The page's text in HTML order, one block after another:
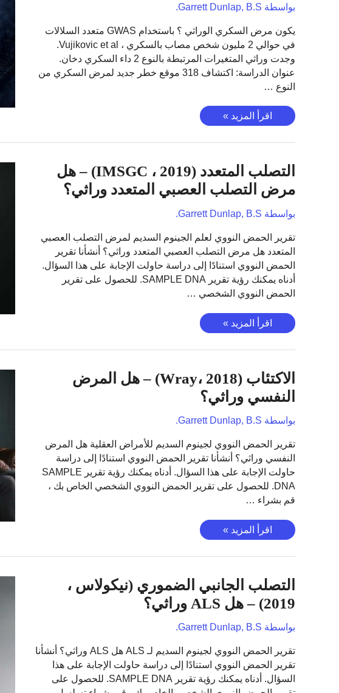
،
بواسطة Garrett Dunlap, B.S.
يكون مرض السكري الوراثي ؟ باستخدام GWAS متعدد السلالات
في حوالي 2 مليون شخص مصاب بالسكري ، Vujikovic et al.
وجدت وراثي المتغيرات المرتبطة بالنوع 2 داء السكري دخان.
عنوان الدراسة: اكتشاف 318 موقع خطر جديد لمرض السكري من
النوع …
داء
من
2
(Vujikovic
،
2020)
اقرأ المزيد »
التصلب المتعدد (IMSGC ، 2019) – هل
مرض التصلب العصبي المتعدد وراثي؟
بواسطة Garrett Dunlap, B.S.
تقرير الحمض النووي لعلم الجينوم السديم لمرض التصلب العصبي
المتعدد هل مرض التصلب العصبي المتعدد وراثي؟ أنشأنا تقرير
الحمض النووي استنادًا إلى دراسة حاولت الإجابة على هذا السؤال.
أدناه يمكنك رؤية تقرير SAMPLE DNA. للحصول على تقرير
الحمض النووي الشخصي …
التصلب
المتعدد
(IMSGC
2019)
مرض
العصبي
المتعدد
وراثي؟
اقرأ المزيد »
الاكتئاب (Wray، 2018) – هل المرض
النفسي وراثي؟
بواسطة Garrett Dunlap, B.S.
تقرير الحمض النووي لجينوم السديم للأمراض العقلية هل المرض
النفسي وراثي؟ أنشأنا تقرير الحمض النووي استنادًا إلى دراسة
حاولت الإجابة على هذا السؤال. أدناه يمكنك رؤية تقرير SAMPLE
DNA. للحصول على تقرير الحمض النووي الشخصي الخاص بك ،
قم بشراء …
الاكتئاب
(Wray،
2018)
هل
المرض
النفسي
وراثي؟
اقرأ المزيد »
التصلب الجانبي الضموري (نيكولاس ،
2019) – هل ALS وراثي؟
بواسطة Garrett Dunlap, B.S.
تقرير الحمض النووي لجينوم السديم لـ ALS هل ALS وراثي؟ أنشأنا
تقرير الحمض النووي استنادًا إلى دراسة حاولت الإجابة على هذا
السؤال. أدناه يمكنك رؤية تقرير SAMPLE DNA. للحصول على